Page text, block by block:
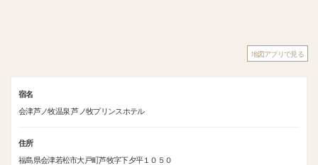
地図アプリで見る
宿名
会津芦ノ牧温泉 芦ノ牧プリンスホテル
住所
福島県会津若松市大戸町芦牧字下夕平１０５０